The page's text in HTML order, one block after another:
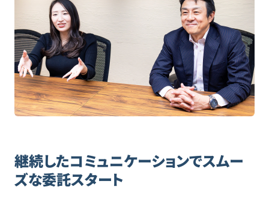
継続したコミュニケーションでスムー
ズな委託スタート